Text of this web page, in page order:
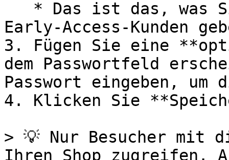
Early-Access-Kunden
3. Fügen Sie eine
dem Passwortfeld
Passwort eingeben,
4. Klicken Sie
> 💡 Nur Besucher mit
Ihren Shop zugreifen.